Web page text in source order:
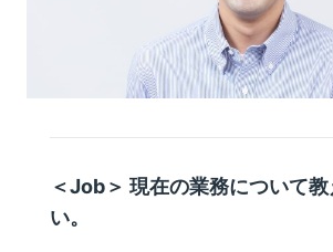
＜Job＞ 現在の業務について教
い。